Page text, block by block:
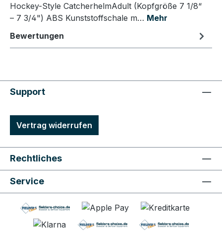
Hockey-Style CatcherhelmAdult (Kopfgröße 7 1/8“
– 7 3/4") ABS Kunststoffschale m… Mehr
Bewertungen
Support
Vertrag widerrufen
Rechtliches
Service